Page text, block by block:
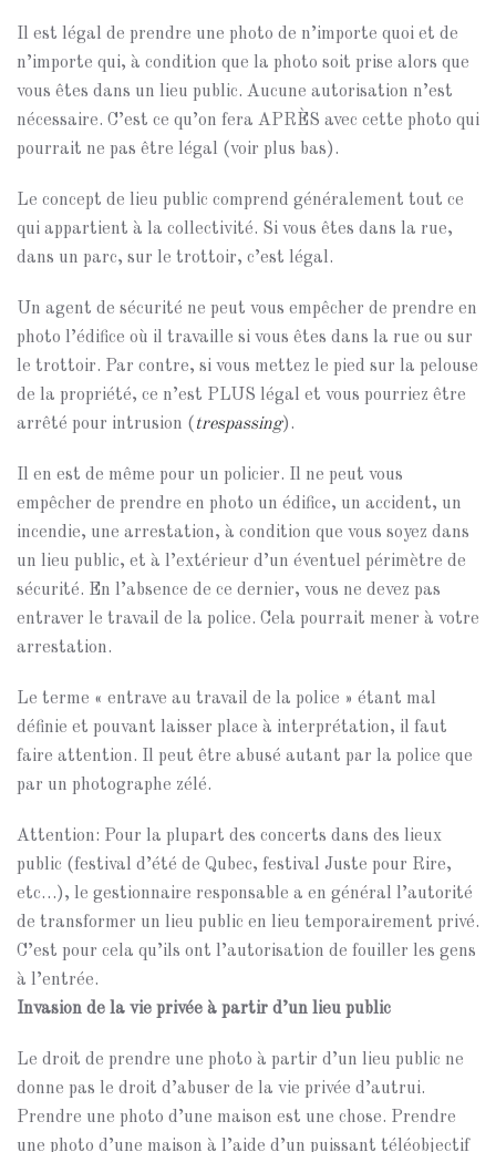
Il est légal de prendre une photo de n’importe quoi et de
n’importe qui, à condition que la photo soit prise alors que
vous êtes dans un lieu public. Aucune autorisation n’est
nécessaire. C’est ce qu’on fera APRÈS avec cette photo qui
pourrait ne pas être légal (voir plus bas).
Le concept de lieu public comprend généralement tout ce
qui appartient à la collectivité. Si vous êtes dans la rue,
dans un parc, sur le trottoir, c’est légal.
Un agent de sécurité ne peut vous empêcher de prendre en
photo l’édifice où il travaille si vous êtes dans la rue ou sur
le trottoir. Par contre, si vous mettez le pied sur la pelouse
de la propriété, ce n’est PLUS légal et vous pourriez être
arrêté pour intrusion ( trespassing).
Il en est de même pour un policier. Il ne peut vous
empêcher de prendre en photo un édifice, un accident, un
incendie, une arrestation, à condition que vous soyez dans
un lieu public, et à l’extérieur d’un éventuel périmètre de
sécurité. En l’absence de ce dernier, vous ne devez pas
entraver le travail de la police. Cela pourrait mener à votre
arrestation.
Le terme « entrave au travail de la police » étant mal
définie et pouvant laisser place à interprétation, il faut
faire attention. Il peut être abusé autant par la police que
par un photographe zélé.
Attention: Pour la plupart des concerts dans des lieux
public (festival d’été de Qubec, festival Juste pour Rire,
etc…), le gestionnaire responsable a en général l’autorité
de transformer un lieu public en lieu temporairement privé.
C’est pour cela qu’ils ont l’autorisation de fouiller les gens
à l’entrée.
Invasion de la vie privée à partir d’un lieu public
Le droit de prendre une photo à partir d’un lieu public ne
donne pas le droit d’abuser de la vie privée d’autrui.
Prendre une photo d’une maison est une chose. Prendre
une photo d’une maison à l’aide d’un puissant téléobjectif